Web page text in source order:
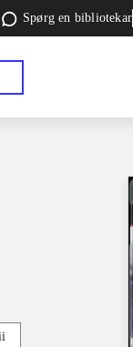
Spørg en bibliotekar